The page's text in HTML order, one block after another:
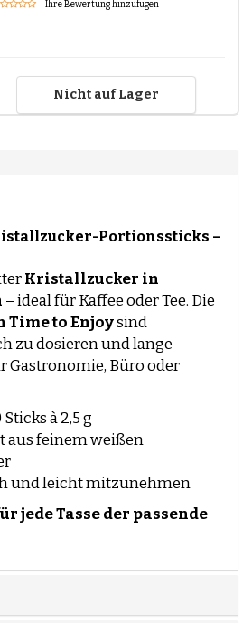
mit Kaffee
| Ihre Bewertung hinzufügen
Nicht auf Lager
Portionssticks –
Kristallzucker in
– ideal für Kaffee oder Tee. Die
Time to Enjoysind
zu dosieren und lange
Gastronomie, Büro oder
à 2,5 g
aus feinem weißen
und leicht mitzunehmen
jede Tasse der passende